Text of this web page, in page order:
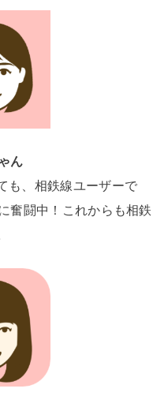
ん
も、相鉄線ユーザーで
奮闘中！これからも相鉄